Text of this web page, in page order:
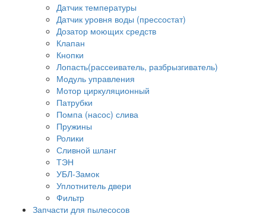
Датчик температуры
Датчик уровня воды (прессостат)
Дозатор моющих средств
Клапан
Кнопки
Лопасть(рассеиватель, разбрызгиватель)
Модуль управления
Мотор циркуляционный
Патрубки
Помпа (насос) слива
Пружины
Ролики
Сливной шланг
ТЭН
УБЛ-Замок
Уплотнитель двери
Фильтр
Запчасти для пылесосов